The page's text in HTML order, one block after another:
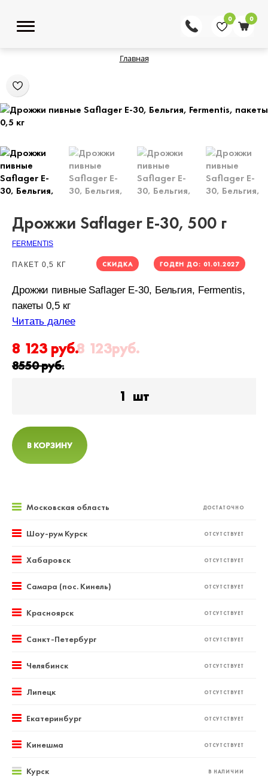
0 0
Главная
Дрожжи Saflager E-30, 500 г
FERMENTIS
ПАКЕТ 0,5 КГ СКИДКА ГОДЕН ДО: 01.01.2027
Дрожжи пивные Saflager E-30, Бельгия, Fermentis,
пакеты 0,5 кг
Читать далее
8 123 руб.
8550руб.
8 123руб.
1 шт
В КОРЗИНУ
Московская область ДОСТАТОЧНО
Шоу-рум Курск ОТСУТСТВУЕТ
Хабаровск ОТСУТСТВУЕТ
Самара (пос. Кинель) ОТСУТСТВУЕТ
Красноярск ОТСУТСТВУЕТ
Санкт-Петербург ОТСУТСТВУЕТ
Челябинск ОТСУТСТВУЕТ
Липецк ОТСУТСТВУЕТ
Екатеринбург ОТСУТСТВУЕТ
Кинешма ОТСУТСТВУЕТ
Курск В НАЛИЧИИ